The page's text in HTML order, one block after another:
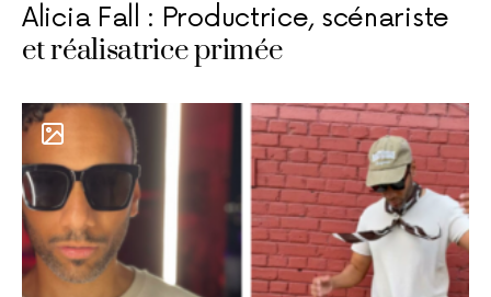
Alicia Fall : Productrice, scénariste
et réalisatrice primée